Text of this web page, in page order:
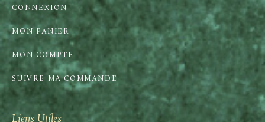
CONNEXION
MON PANIER
MON COMPTE
SUIVRE MA COMMANDE
Liens Utiles